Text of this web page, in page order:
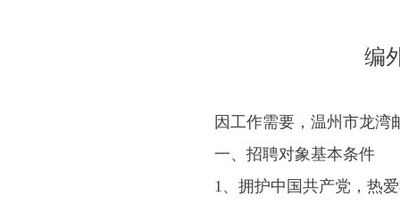
编
因工作需要，温州市龙湾
一、招聘对象基本条件
1、拥护中国共产党，热